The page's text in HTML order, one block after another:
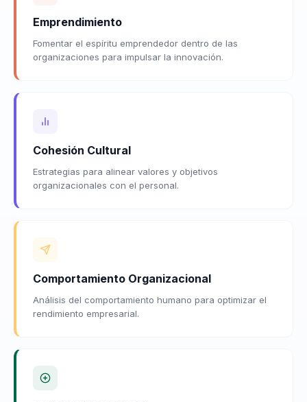
Emprendimiento
Fomentar el espíritu emprendedor dentro de las
organizaciones para impulsar la innovación.
Cohesión Cultural
Estrategias para alinear valores y objetivos
organizacionales con el personal.
Comportamiento Organizacional
Análisis del comportamiento humano para optimizar el
rendimiento empresarial.